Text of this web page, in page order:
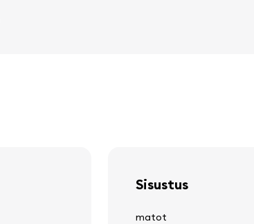
Sisustus
matot